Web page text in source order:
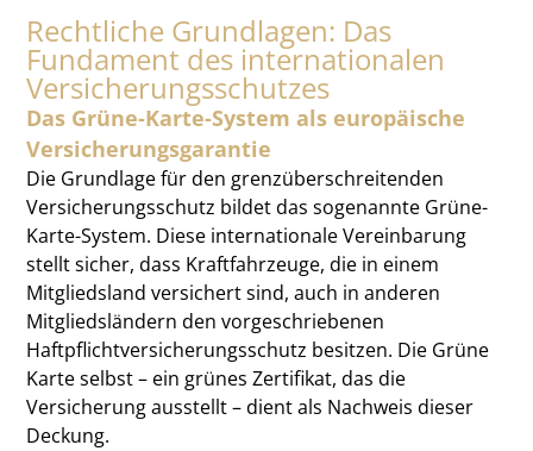
Rechtliche Grundlagen: Das
Fundament des internationalen
Versicherungsschutzes
Das Grüne-Karte-System als europäische
Versicherungsgarantie
Die Grundlage für den grenzüberschreitenden
Versicherungsschutz bildet das sogenannte Grüne-
Karte-System. Diese internationale Vereinbarung
stellt sicher, dass Kraftfahrzeuge, die in einem
Mitgliedsland versichert sind, auch in anderen
Mitgliedsländern den vorgeschriebenen
Haftpflichtversicherungsschutz besitzen. Die Grüne
Karte selbst – ein grünes Zertifikat, das die
Versicherung ausstellt – dient als Nachweis dieser
Deckung.